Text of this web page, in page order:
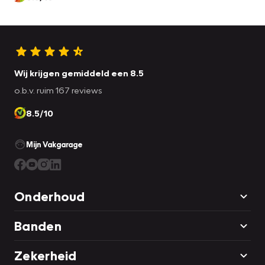
Wij krijgen gemiddeld een 8.5
o.b.v. ruim 167 reviews
8.5/10
Mijn Vakgarage
Onderhoud
Banden
Zekerheid